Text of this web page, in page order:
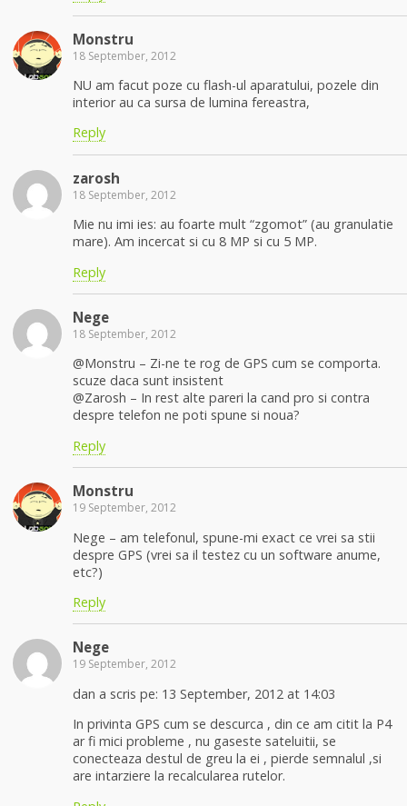
Monstru
18 September, 2012
NU am facut poze cu flash-ul aparatului, pozele din
interior au ca sursa de lumina fereastra,
Reply
zarosh
18 September, 2012
Mie nu imi ies: au foarte mult “zgomot” (au granulatie
mare). Am incercat si cu 8 MP si cu 5 MP.
Reply
Nege
18 September, 2012
@Monstru – Zi-ne te rog de GPS cum se comporta.
scuze daca sunt insistent
@Zarosh – In rest alte pareri la cand pro si contra
despre telefon ne poti spune si noua?
Reply
Monstru
19 September, 2012
Nege – am telefonul, spune-mi exact ce vrei sa stii
despre GPS (vrei sa il testez cu un software anume,
etc?)
Reply
Nege
19 September, 2012
dan a scris pe: 13 September, 2012 at 14:03
In privinta GPS cum se descurca , din ce am citit la P4
ar fi mici probleme , nu gaseste sateluitii, se
conecteaza destul de greu la ei , pierde semnalul ,si
are intarziere la recalcularea rutelor.